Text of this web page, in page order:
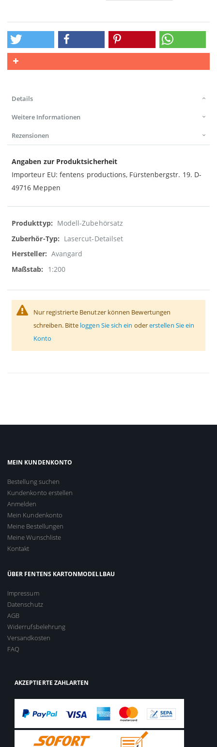
Details
Weitere Informationen
Rezensionen
Angaben zur Produktsicherheit
Importeur EU: fentens productions, Fürstenbergstr. 19. D-
49716 Meppen
Weitere
Informationen
Modell-Zubehörsatz
Lasercut-Detailset
Avangard
1:200
Nur registrierte Benutzer können Bewertungen
schreiben. Bitte loggen Sie sich ein odererstellen Sie ein
Konto
MEIN KUNDENKONTO
Bestellung suchen
Kundenkonto erstellen
Anmelden
Mein Kundenkonto
Meine Bestellungen
Meine Wunschliste
Kontakt
ÜBER FENTENS KARTONMODELLBAU
Impressum
Datenschutz
AGB
Widerrufsbelehrung
Versandkosten
FAQ
AKZEPTIERTE ZAHLARTEN